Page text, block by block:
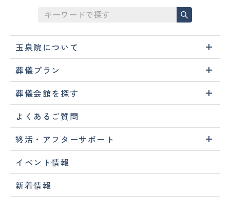
玉泉院について
葬儀プラン
葬儀会館を探す
よくあるご質問
終活・アフターサポート
イベント情報
新着情報